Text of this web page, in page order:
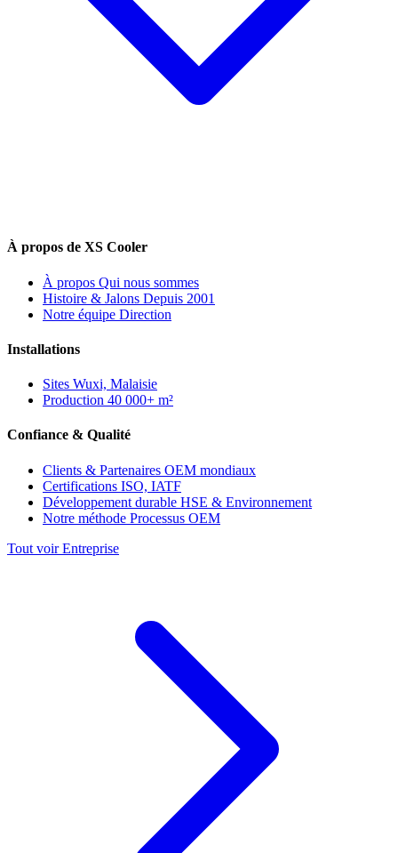
À propos de XS Cooler
À propos Qui nous sommes
Histoire & Jalons Depuis 2001
Notre équipe Direction
Installations
Sites Wuxi, Malaisie
Production 40 000+ m²
Confiance & Qualité
Clients & Partenaires OEM mondiaux
Certifications ISO, IATF
Développement durable HSE & Environnement
Notre méthode Processus OEM
Tout voir Entreprise